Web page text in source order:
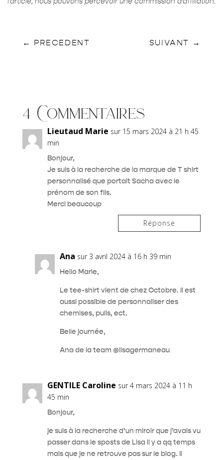
← PRECEDENT SUIVANT →
4 Commentaires
Lieutaud Marie sur 15 mars 2024 à 21 h 45
min
Bonjour,
Je suis à la recherche de la marque de T shirt
personnalisé que portait Sacha avec le
prénom de son fils.
Merci beaucoup
Réponse
Ana sur 3 avril 2024 à 16 h 39 min
Hello Marie,
Le tee-shirt vient de chez Octobre. Il est
aussi possible de personnaliser des
chemises, pulls, ect.
Belle journée,
Ana de la team @lisagermaneau
GENTILE Caroline sur 4 mars 2024 à 11 h
45 min
Bonjour,
je suis à la recherche d’un miroir que j’avais vu
passer dans le sposts de Lisa il y a qq temps
mais que je ne retrouve pas sur le blog. Il